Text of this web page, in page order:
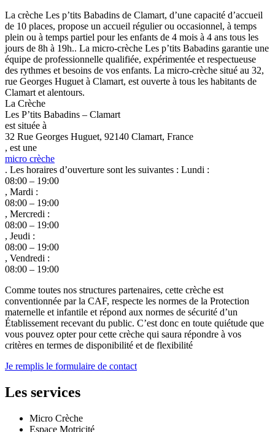
La crèche Les p’tits Babadins de Clamart, d’une capacité d’accueil
de 10 places, propose un accueil régulier ou occasionnel, à temps
plein ou à temps partiel pour les enfants de 4 mois à 4 ans tous les
jours de 8h à 19h.. La micro-crèche Les p’tits Babadins garantie une
équipe de professionnelle qualifiée, expérimentée et respectueuse
des rythmes et besoins de vos enfants. La micro-crèche situé au 32,
rue Georges Huguet à Clamart, est ouverte à tous les habitants de
Clamart et alentours.
La Crèche
Les P’tits Babadins – Clamart
est située à
32 Rue Georges Huguet, 92140 Clamart, France
, est une
micro crèche
. Les horaires d’ouverture sont les suivantes : Lundi :
08:00 – 19:00
, Mardi :
08:00 – 19:00
, Mercredi :
08:00 – 19:00
, Jeudi :
08:00 – 19:00
, Vendredi :
08:00 – 19:00
Comme toutes nos structures partenaires, cette crèche est
conventionnée par la CAF, respecte les normes de la Protection
maternelle et infantile et répond aux normes de sécurité d’un
Établissement recevant du public. C’est donc en toute quiétude que
vous pouvez opter pour cette crèche qui saura répondre à vos
critères en termes de disponibilité et de flexibilité
Je remplis le formulaire de contact
Les services
Micro Crèche
Espace Motricité